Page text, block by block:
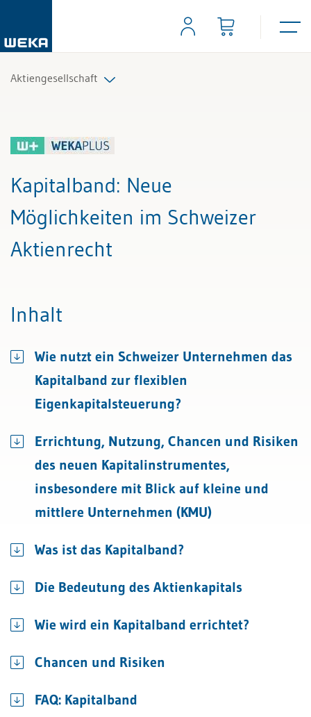
Aktiengesellschaft
Alle Fachexperten
Kapitalband: Neue
Möglichkeiten im Schweizer
Aktienrecht
Inhalt
Wie nutzt ein Schweizer Unternehmen das
Kapitalband zur flexiblen
Eigenkapitalsteuerung?
Errichtung, Nutzung, Chancen und Risiken
des neuen Kapitalinstrumentes,
insbesondere mit Blick auf kleine und
mittlere Unternehmen (KMU)
Was ist das Kapitalband?
Die Bedeutung des Aktienkapitals
Wie wird ein Kapitalband errichtet?
Chancen und Risiken
FAQ: Kapitalband